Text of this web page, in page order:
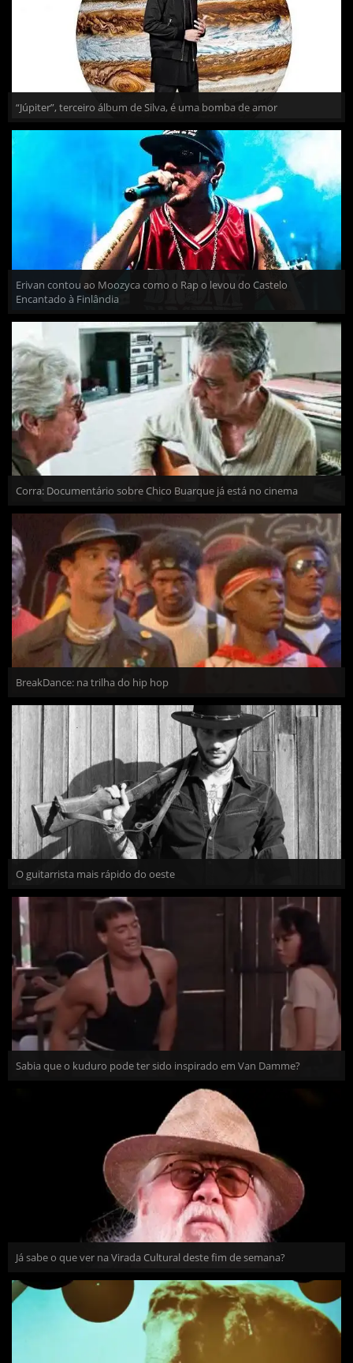
“Júpiter”, terceiro álbum de Silva, é uma bomba de amor
Erivan contou ao Moozyca como o Rap o levou do Castelo
Encantado à Finlândia
Corra: Documentário sobre Chico Buarque já está no cinema
BreakDance: na trilha do hip hop
O guitarrista mais rápido do oeste
Sabia que o kuduro pode ter sido inspirado em Van Damme?
Já sabe o que ver na Virada Cultural deste fim de semana?